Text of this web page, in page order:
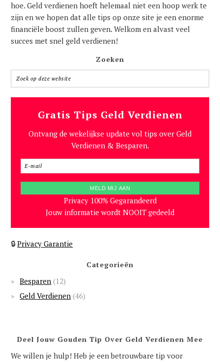
hoe. Geld verdienen hoeft helemaal niet een hoop werk te
zijn en we hopen dat alle tips op onze site je een enorme
financiële boost zullen geven. Welkom en alvast veel
succes met snel geld verdienen!
Zoeken
Gratis Tips Geld Verdienen
Ontvang de wekelijkse update vol tips over Geld
Verdienen & Besparen.
Privacy 100% Gegarandeerd
Jouw informatie wordt NOOIT gedeeld
🔒Privacy Garantie
Categorieën
Besparen (12)
Geld Verdienen (46)
Deel Jouw Gouden Tip Over Geld Verdienen Mee
We willen je hulp! Heb je een betrouwbare tip voor